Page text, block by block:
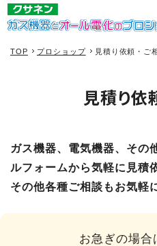
TOP プロショップ 見積り依頼・ご
見積り依
ガス機器、電気機器、その
ルフォームから気軽に見積
その他各種ご相談もお気軽
お急ぎの場合